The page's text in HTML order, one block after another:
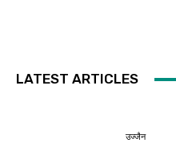
LATEST ARTICLES
उज्जैन